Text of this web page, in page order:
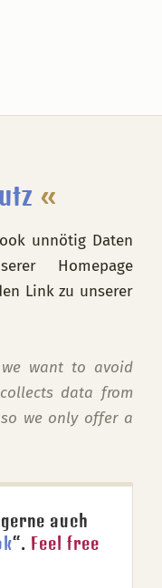
«
unnötig Daten
Homepage
Link zu unserer
want to avoid
data from
we only offer a
auch
“. Feel free